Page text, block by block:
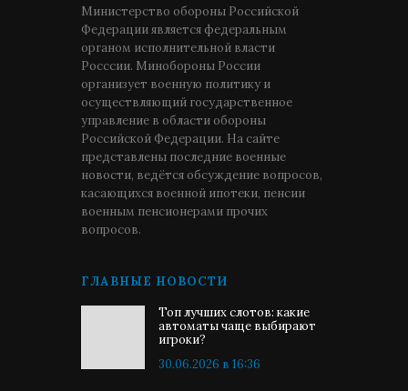
Министерство обороны Российской
Федерации является федеральным
органом исполнительной власти
Росссии. Минобороны России
организует военную политику и
осуществляющий государственное
управление в области обороны
Российской Федерации. На сайте
представлены последние военные
новости, ведётся обсуждение вопросов,
касающихся военной ипотеки, пенсии
военным пенсионерами прочих
вопросов.
ГЛАВНЫЕ НОВОСТИ
Топ лучших слотов: какие
автоматы чаще выбирают
игроки?
30.06.2026 в 16:36